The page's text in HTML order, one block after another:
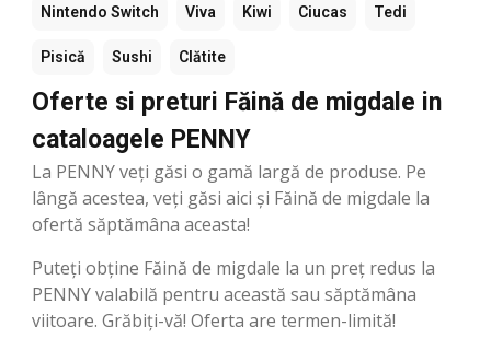
Nintendo Switch Viva Kiwi Ciucas Tedi
Pisică Sushi Clătite
Oferte si preturi Făină de migdale in
cataloagele PENNY
La PENNY veți găsi o gamă largă de produse. Pe
lângă acestea, veți găsi aici și Făină de migdale la
ofertă săptămâna aceasta!
Puteți obține Făină de migdale la un preț redus la
PENNY valabilă pentru această sau săptămâna
viitoare. Grăbiți-vă! Oferta are termen-limită!